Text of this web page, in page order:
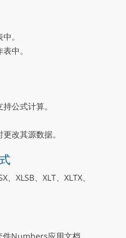
。
中。
公式计算。
改其源数据。
XLSB、XLT、XLTX、